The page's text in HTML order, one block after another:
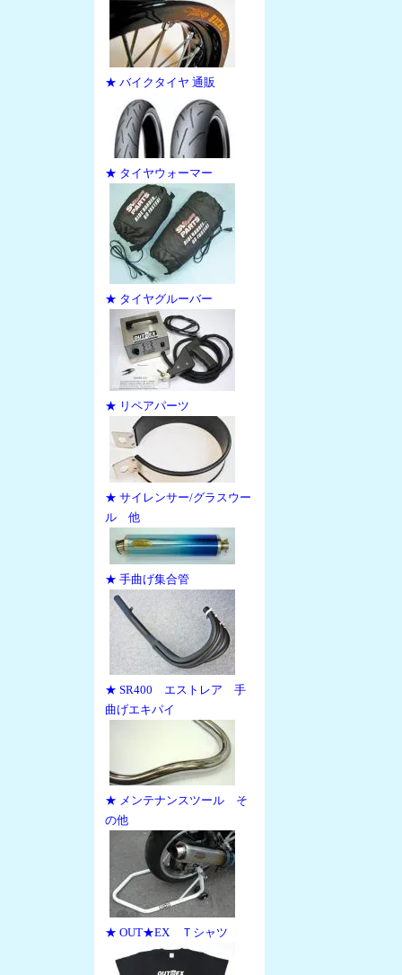
★ バイクタイヤ 通販
★ タイヤウォーマー
★ タイヤグルーバー
★ リペアパーツ
★ サイレンサー/グラスウー
ル 他
★ 手曲げ集合管
★ SR400 エストレア 手
曲げエキパイ
★ メンテナンスツール そ
の他
★ OUT★EX Ｔシャツ